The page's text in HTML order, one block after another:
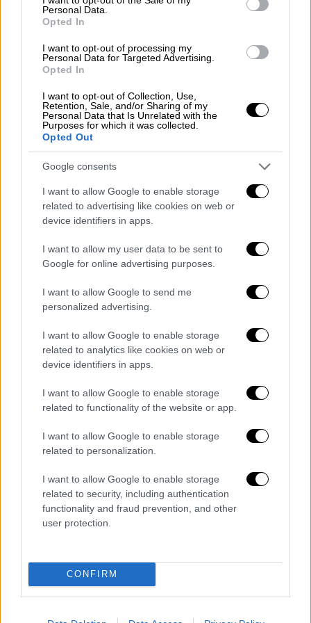
Personal Data.
Opted In
I want to opt-out of processing my
Personal Data for Targeted Advertising.
Opted In
I want to opt-out of Collection, Use,
Retention, Sale, and/or Sharing of my
Personal Data that Is Unrelated with the
Purposes for which it was collected.
Opted Out
Google consents
I want to allow Google to enable storage
related to advertising like cookies on web or
device identifiers in apps.
I want to allow my user data to be sent to
Google for online advertising purposes.
I want to allow Google to send me
personalized advertising.
I want to allow Google to enable storage
related to analytics like cookies on web or
device identifiers in apps.
I want to allow Google to enable storage
related to functionality of the website or app.
I want to allow Google to enable storage
related to personalization.
I want to allow Google to enable storage
related to security, including authentication
functionality and fraud prevention, and other
user protection.
CONFIRM
αυτές, η οποία ενημερώνεται διαρκώς.
Όλες οι εκμεταλλεύσεις με ζώα
ευαίσθητων ειδών υποβάλλονται
τακτικά σε κτηνιατρική επιθεώρηση
αποτρέπεται η εξάπλωση του ιού.
Απαγορεύεται η μεταφορά ζώων προς
σφαγήστα σφαγεία της Λέσβου μέχρι
νεωτέρας.
Απαγορεύονται η μεταφορά ζώων
ευαίσθητων ειδώνκαθώς και οι
μετακινήσεις μεταξύ των
εκμεταλλεύσεων.
Απαγορεύονται οι εμποροπανηγύρεις,
αγορές, εκθέσεις και άλλες
καθώς και η συγκέντρωση και η
διασπορά τους.
Απαγορεύεται η πλανόδια οχεία ζώων
ευαίσθητων ειδών.
Απαγορεύεται η τεχνητή σπερματέγχυση
και η συλλογή ωαρίων και εμβρύων από
ζώα ευαίσθητων ειδών.
παρασκευάσματα κρέατος και τα
προϊόντα με βάση το κρέας που
παράγονται από ζώα ευαίσθητων ειδών
που βρίσκονται εντός της ζώνης
προστασίας διατίθενται στην αγορά της
νήσου υπό ορισμένες προϋποθέσεις
Ελέγχου Ασθένειας.
Το γάλα και τα γαλακτοκομικά προϊόντα